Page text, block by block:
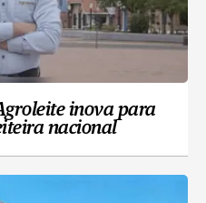
inova para
nacional